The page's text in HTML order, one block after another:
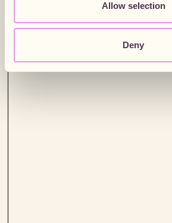
Allow selection
Deny